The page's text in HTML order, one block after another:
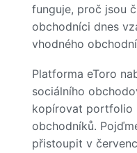
funguje, proč jsou
obchodníci dnes
vhodného
Platforma eToro
sociálního
kopírovat portfolio
obchodníků.
přistoupit v